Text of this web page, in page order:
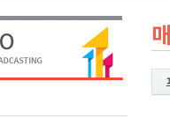
제28회 정동진독립영화제 오늘
양양군, 소상공인 특례보증 2
평창군 재해 예방 도로 시설물